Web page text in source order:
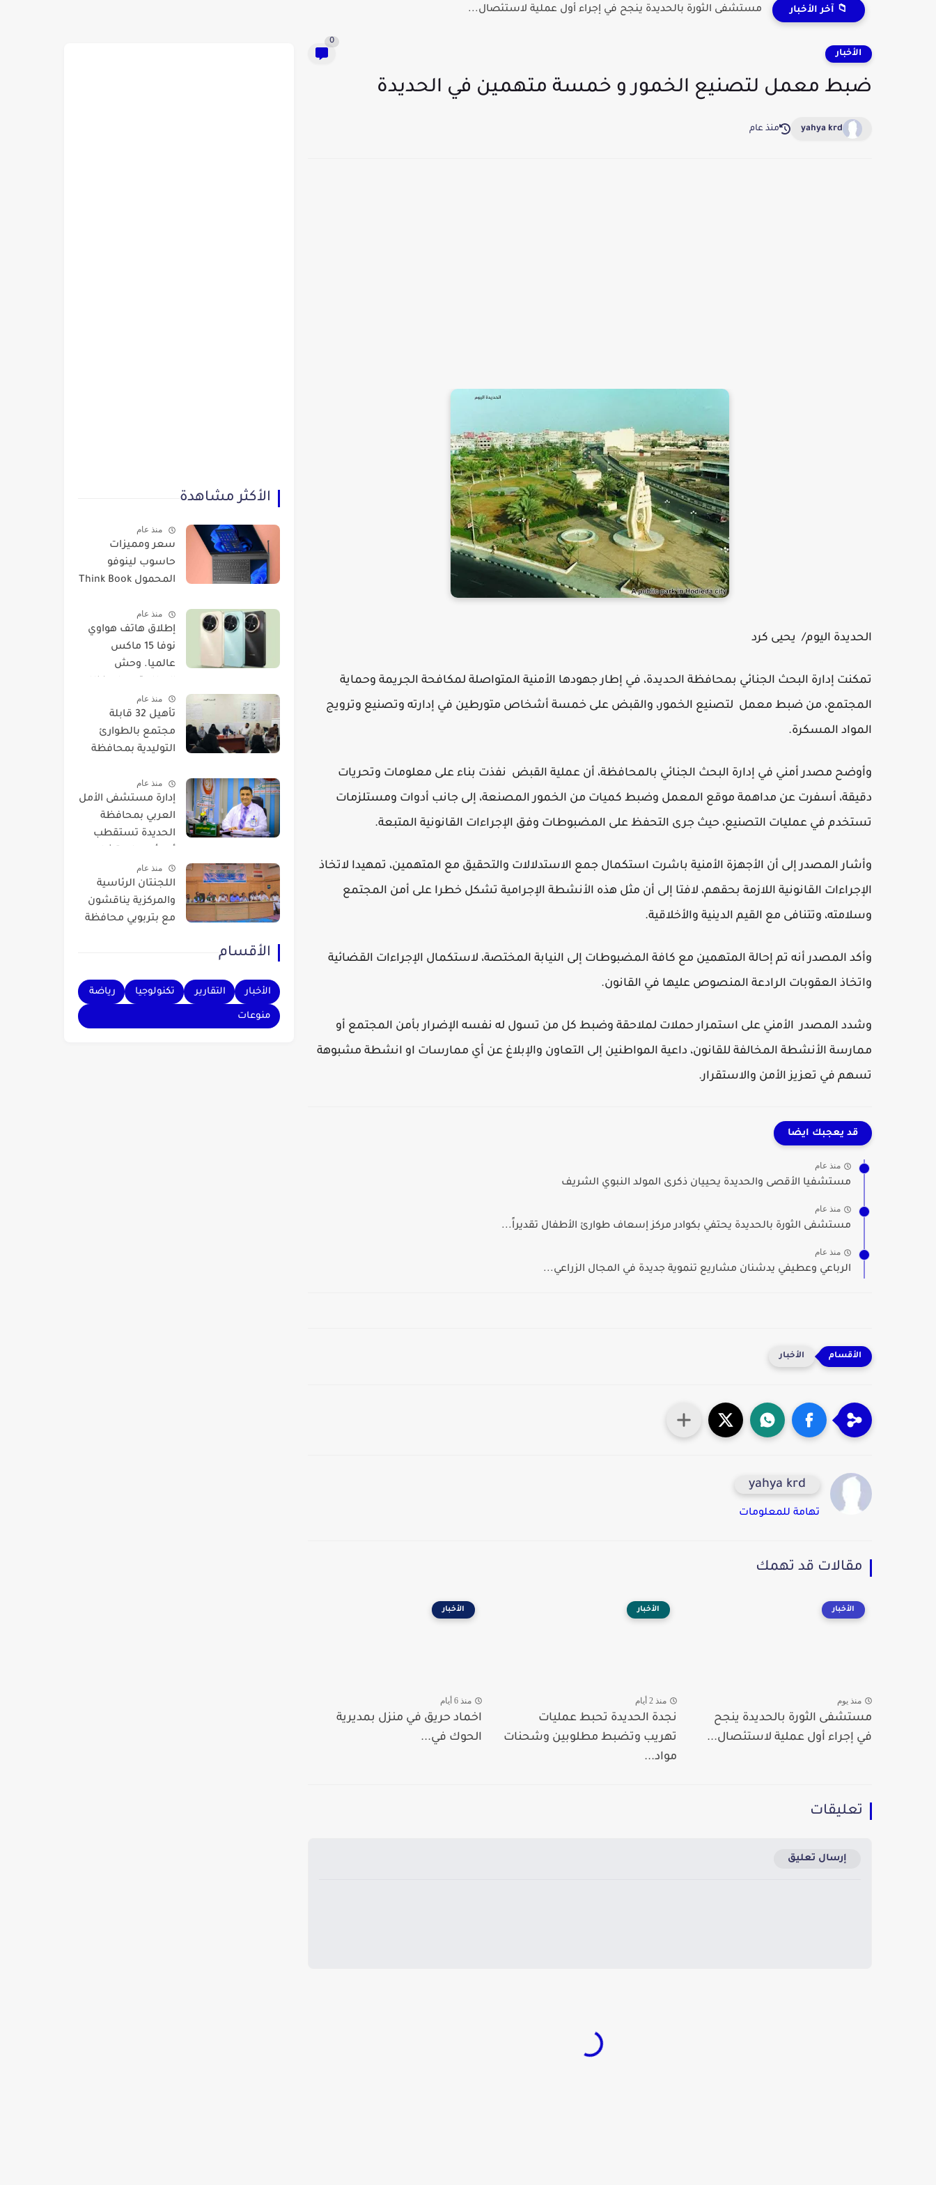
📁 آخر الأخبار مستشفى الثورة بالحديدة ينجح في إجراء أول عملية لاستئصال...
الأخبار
0
ضبط معمل لتصنيع الخمور و خمسة متهمين في الحديدة
yahya krd منذ عام
الحديدة اليوم/ يحيى كرد
تمكنت إدارة البحث الجنائي بمحافظة الحديدة، في إطار جهودها الأمنية المتواصلة لمكافحة الجريمة وحماية
المجتمع، من ضبط معمل لتصنيع الخمور، والقبض على خمسة أشخاص متورطين في إدارته وتصنيع وترويج
المواد المسكرة.
وأوضح مصدر أمني في إدارة البحث الجنائي بالمحافظة، أن عملية القبض نفذت بناء على معلومات وتحريات
دقيقة، أسفرت عن مداهمة موقع المعمل وضبط كميات من الخمور المصنعة، إلى جانب أدوات ومستلزمات
تستخدم في عمليات التصنيع، حيث جرى التحفظ على المضبوطات وفق الإجراءات القانونية المتبعة.
وأشار المصدر إلى أن الأجهزة الأمنية باشرت استكمال جمع الاستدلالات والتحقيق مع المتهمين، تمهيدا لاتخاذ
الإجراءات القانونية اللازمة بحقهم، لافتا إلى أن مثل هذه الأنشطة الإجرامية تشكل خطرا على أمن المجتمع
وسلامته، وتتنافى مع القيم الدينية والأخلاقية.
وأكد المصدر أنه تم إحالة المتهمين مع كافة المضبوطات إلى النيابة المختصة، لاستكمال الإجراءات القضائية
واتخاذ العقوبات الرادعة المنصوص عليها في القانون.
وشدد المصدر الأمني على استمرار حملات لملاحقة وضبط كل من تسول له نفسه الإضرار بأمن المجتمع أو
ممارسة الأنشطة المخالفة للقانون، داعية المواطنين إلى التعاون والإبلاغ عن أي ممارسات او انشطة مشبوهة
تسهم في تعزيز الأمن والاستقرار.
قد يعجبك ايضا
منذ عام
مستشفيا الأقصى والحديدة يحييان ذكرى المولد النبوي الشريف
منذ عام
مستشفى الثورة بالحديدة يحتفي بكوادر مركز إسعاف طوارئ الأطفال تقديراً...
منذ عام
الرباعي وعطيفي يدشنان مشاريع تنموية جديدة في المجال الزراعي...
الأخبار
yahya krd
تهامة للمعلومات
مقالات قد تهمك
الأخبار
منذ يوم
مستشفى الثورة بالحديدة ينجح
في إجراء أول عملية لاستئصال...
الأخبار
منذ 2 أيام
نجدة الحديدة تحبط عمليات
تهريب وتضبط مطلوبين وشحنات
مواد...
الأخبار
منذ 6 أيام
اخماد حريق في منزل بمديرية
الحوك في...
تعليقات
إرسال تعليق
الأكثر مشاهدة
منذ عام
سعر ومميزات
حاسوب لينوفو
المحمول Think Book
منذ عام
​إطلاق هاتف هواوي
نوفا 15 ماكس
عالميا. وحش
EMUI 14.
منذ عام
تأهيل 32 قابلة
مجتمع بالطوارئ
التوليدية بمحافظة
منذ عام
إدارة مستشفى الأمل
العربي بمحافظة
الحديدة تستقطب
العيون.
منذ عام
اللجنتان الرئاسية
والمركزية يناقشون
مع بتربويي محافظة
الأقسام
الأخبار التقارير تكنولوجيا رياضة
منوعات